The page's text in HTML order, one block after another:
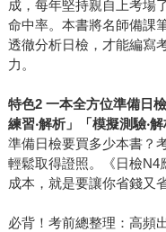
成，每年堅持親自上考場
命中率。本書將名師備課
透徹分析日檢，才能編寫
力。
特色2 一本全方位準備日
練習‧解析」「模擬測驗‧
準備日檢要買多少本書？
輕鬆取得證照。《日檢N4
成本，就是要讓你省錢又
必背！考前總整理：高頻